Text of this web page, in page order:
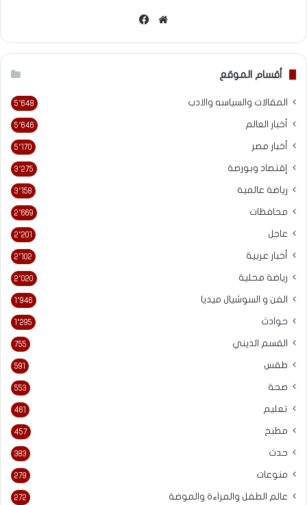
موقع
أقسام الموقع
المقالات والسياسه والادب 5٬648
أخبار العالم 5٬646
أخبار مصر 5٬170
إقتصاد وبورصة 3٬275
رياضة عالمية 3٬158
محافظات 2٬669
عاجل 2٬201
أخبار عربية 2٬102
رياضة محلية 2٬020
الفن و السوشيال ميديا 1٬946
حوادث 1٬295
القسم الديني 755
طقس 591
صحة 553
تعليم 461
مطبخ 457
حدث 383
منوعات 279
عالم الطفل والمراءة والموضة 272